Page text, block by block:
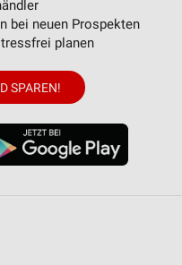
bei neuen Prospekten
planen
SPAREN!